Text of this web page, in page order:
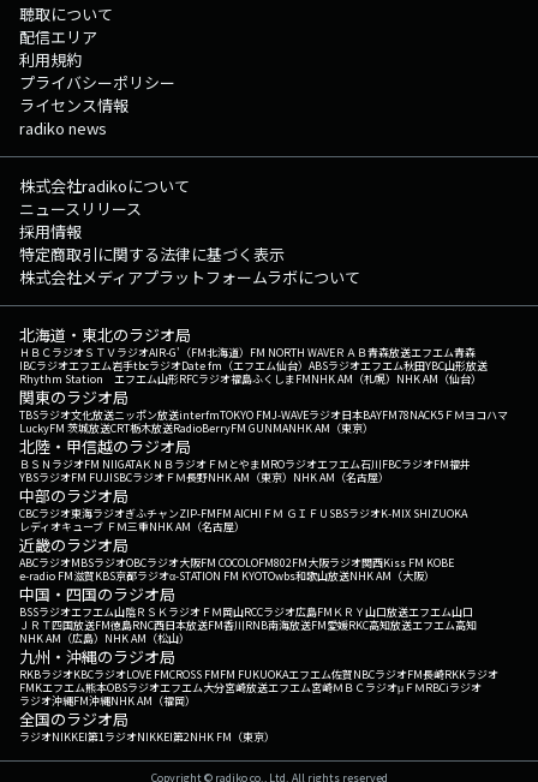
聴取について
配信エリア
利用規約
プライバシーポリシー
ライセンス情報
radiko news
株式会社radikoについて
ニュースリリース
採用情報
特定商取引に関する法律に基づく表示
株式会社メディアプラットフォームラボについて
北海道・東北のラジオ局
ＨＢＣラジオＳＴＶラジオAIR-G'（FM北海道） FM NORTH WAVEＲＡＢ青森放送エフエム青森
IBCラジオエフエム岩手tbcラジオDate fm（エフエム仙台） ABSラジオエフエム秋田YBC山形放送
Rhythm Station エフエム山形RFCラジオ福島ふくしまFMNHK AM（札幌） NHK AM（仙台）
関東のラジオ局
TBSラジオ文化放送ニッポン放送interfmTOKYO FMJ-WAVEラジオ日本BAYFM78NACK5 ＦＭヨコハマ
LuckyFM 茨城放送CRT栃木放送RadioBerryFM GUNMANHK AM（東京）
北陸・甲信越のラジオ局
ＢＳＮラジオFM NIIGATAＫＮＢラジオ ＦＭとやまMROラジオエフエム石川FBCラジオFM福井
YBSラジオFM FUJISBCラジオ ＦＭ長野NHK AM（東京） NHK AM（名古屋）
中部のラジオ局
CBCラジオ東海ラジオぎふチャンZIP-FMFM AICHI ＦＭ ＧＩＦＵ SBSラジオK-MIX SHIZUOKA
レディオキューブ ＦＭ三重NHK AM（名古屋）
近畿のラジオ局
ABCラジオMBSラジオOBCラジオ大阪FM COCOLOFM802FM大阪ラジオ関西Kiss FM KOBE
e-radio FM滋賀KBS京都ラジオα-STATION FM KYOTOwbs和歌山放送NHK AM（大阪）
中国・四国のラジオ局
BSSラジオエフエム山陰ＲＳＫラジオ ＦＭ岡山RCCラジオ広島FM ＫＲＹ山口放送エフエム山口
ＪＲＴ四国放送FM徳島RNC西日本放送FM香川RNB南海放送FM愛媛RKC高知放送エフエム高知
NHK AM（広島） NHK AM（松山）
九州・沖縄のラジオ局
RKBラジオKBCラジオLOVE FMCROSS FMFM FUKUOKAエフエム佐賀NBCラジオFM長崎RKKラジオ
FMKエフエム熊本OBSラジオエフエム大分宮崎放送エフエム宮崎ＭＢＣラジオμＦＭRBCiラジオ
ラジオ沖縄FM沖縄NHK AM（福岡）
全国のラジオ局
ラジオNIKKEI第1ラジオNIKKEI第2NHK FM（東京）
Copyright © radiko co., Ltd. All rights reserved